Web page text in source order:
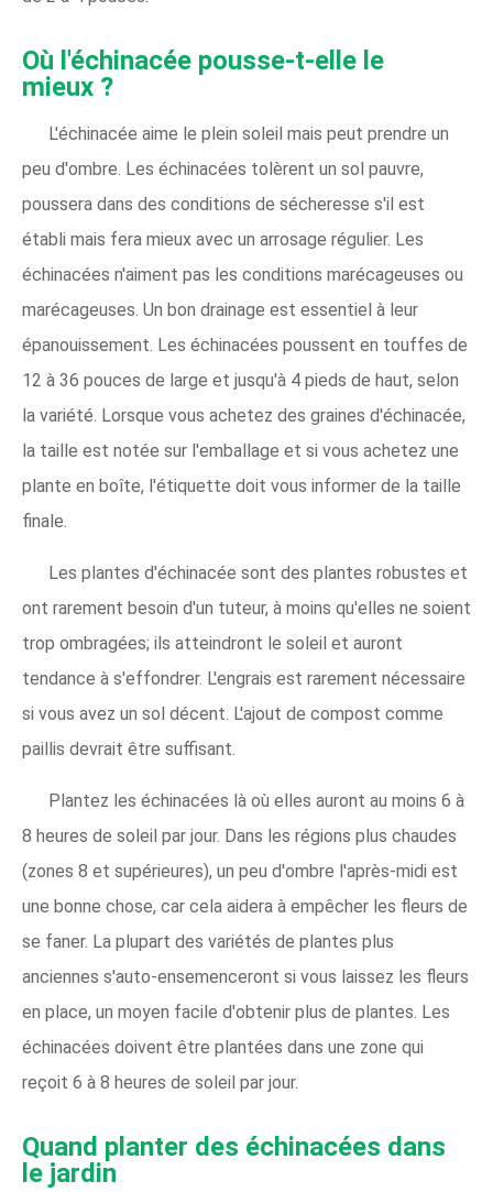
Où l'échinacée pousse-t-elle le
mieux ?
L'échinacée aime le plein soleil mais peut prendre un
peu d'ombre. Les échinacées tolèrent un sol pauvre,
poussera dans des conditions de sécheresse s'il est
établi mais fera mieux avec un arrosage régulier. Les
échinacées n'aiment pas les conditions marécageuses ou
marécageuses. Un bon drainage est essentiel à leur
épanouissement. Les échinacées poussent en touffes de
12 à 36 pouces de large et jusqu'à 4 pieds de haut, selon
la variété. Lorsque vous achetez des graines d'échinacée,
la taille est notée sur l'emballage et si vous achetez une
plante en boîte, l'étiquette doit vous informer de la taille
finale.
Les plantes d'échinacée sont des plantes robustes et
ont rarement besoin d'un tuteur, à moins qu'elles ne soient
trop ombragées; ils atteindront le soleil et auront
tendance à s'effondrer. L'engrais est rarement nécessaire
si vous avez un sol décent. L'ajout de compost comme
paillis devrait être suffisant.
Plantez les échinacées là où elles auront au moins 6 à
8 heures de soleil par jour. Dans les régions plus chaudes
(zones 8 et supérieures), un peu d'ombre l'après-midi est
une bonne chose, car cela aidera à empêcher les fleurs de
se faner. La plupart des variétés de plantes plus
anciennes s'auto-ensemenceront si vous laissez les fleurs
en place, un moyen facile d'obtenir plus de plantes. Les
échinacées doivent être plantées dans une zone qui
reçoit 6 à 8 heures de soleil par jour.
Quand planter des échinacées dans
le jardin